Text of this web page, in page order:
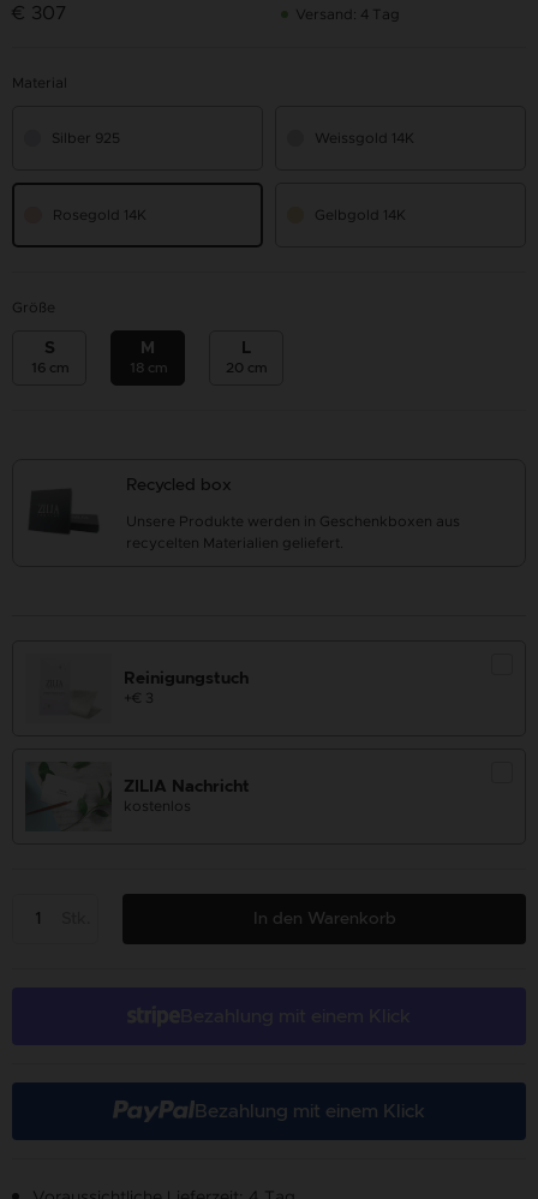
€ 307 Versand: 4 Tag
Material
Silber 925 Weissgold 14K
Rosegold 14K Gelbgold 14K
Größe
S
16 cm
M
18 cm
L
20 cm
Recycled box
Unsere Produkte werden in Geschenkboxen aus
recycelten Materialien geliefert.
Reinigungstuch
+€ 3
ZILIA Nachricht
kostenlos
In den Warenkorb
Bezahlung mit einem Klick